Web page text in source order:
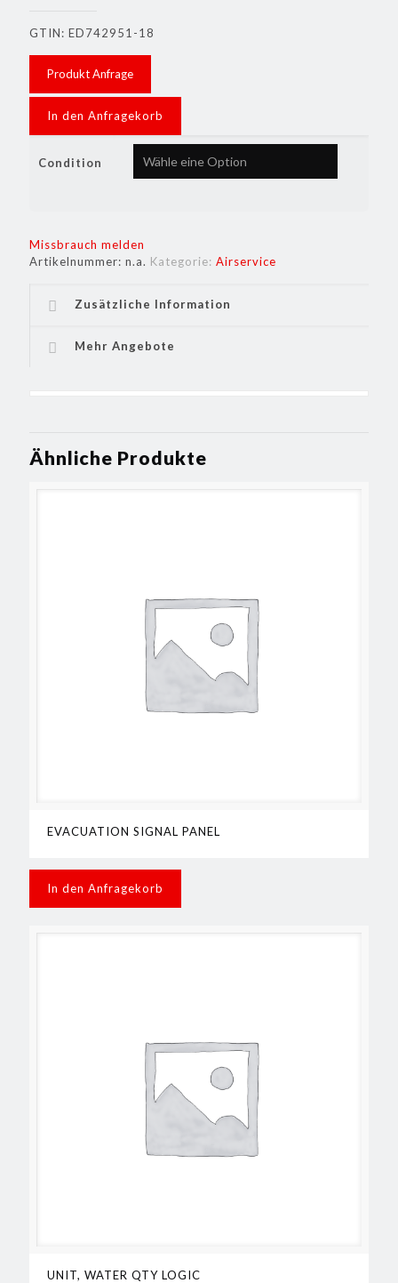
GTIN: ED742951-18
Produkt Anfrage
In den Anfragekorb
Condition
Missbrauch melden
Artikelnummer: n.a. Kategorie: Airservice
Zusätzliche Information
Mehr Angebote
Ähnliche Produkte
EVACUATION SIGNAL PANEL
In den Anfragekorb
UNIT, WATER QTY LOGIC